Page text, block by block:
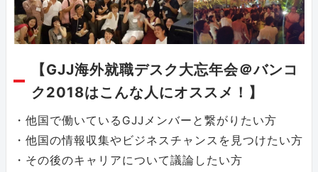
【GJJ海外就職デスク大忘年会＠バンコ
ク2018はこんな人にオススメ！】
・他国で働いているGJJメンバーと繋がりたい方
・他国の情報収集やビジネスチャンスを見つけたい方
・その後のキャリアについて議論したい方